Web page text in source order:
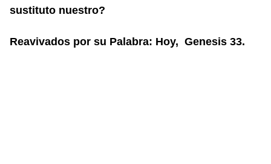
sustituto nuestro?
Reavivados por su Palabra: Hoy, Genesis 33.